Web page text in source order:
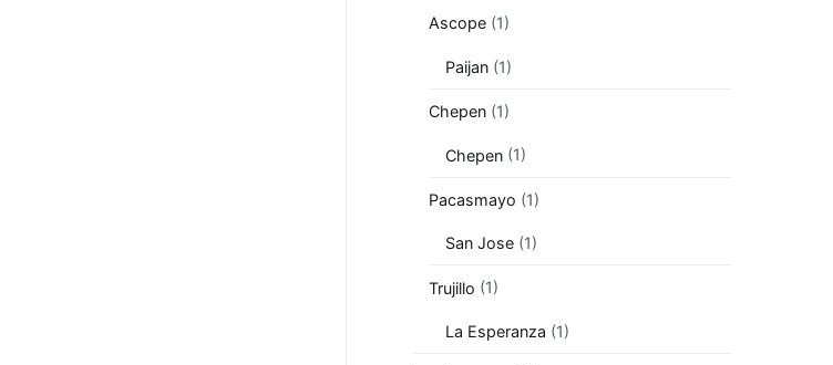
Ascope (1)
Paijan(1)
Chepen (1)
Chepen(1)
Pacasmayo (1)
San Jose(1)
Trujillo (1)
La Esperanza (1)